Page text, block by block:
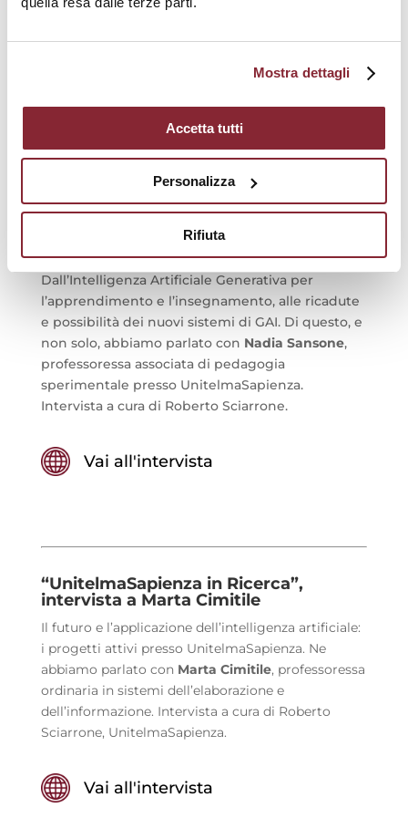
Mostra dettagli
Accetta tutti
Personalizza
Rifiuta
“UnitelmaSapienza in Ricerca”,
l’apprendimento attivo, come l’Approccio
Trialogico all’Apprendimento, alle metodologie
confluite nel modello eLearning di Ateneo.
Dall’Intelligenza Artificiale Generativa per
l’apprendimento e l’insegnamento, alle ricadute
e possibilità dei nuovi sistemi di GAI. Di questo, e
non solo, abbiamo parlato con Nadia Sansone,
professoressa associata di pedagogia
sperimentale presso UnitelmaSapienza.
Intervista a cura di Roberto Sciarrone.
Vai all'intervista
“UnitelmaSapienza in Ricerca”,
intervista a Marta Cimitile
Il futuro e l’applicazione dell’intelligenza artificiale:
i progetti attivi presso UnitelmaSapienza. Ne
abbiamo parlato con Marta Cimitile, professoressa
ordinaria in sistemi dell’elaborazione e
dell’informazione. Intervista a cura di Roberto
Sciarrone, UnitelmaSapienza.
Vai all'intervista